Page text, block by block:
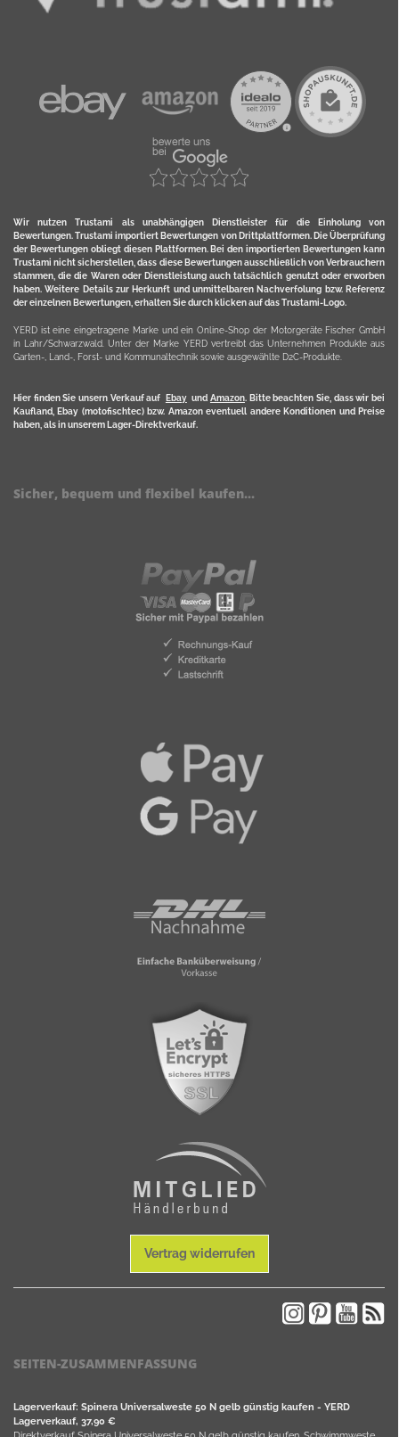
Wir nutzen Trustami als unabhängigen Dienstleister für die Einholung von
Bewertungen. Trustami importiert Bewertungen von Drittplattformen. Die Überprüfung
der Bewertungen obliegt diesen Plattformen. Bei den importierten Bewertungen kann
Trustami nicht sicherstellen, dass diese Bewertungen ausschließlich von Verbrauchern
stammen, die die Waren oder Dienstleistung auch tatsächlich genutzt oder erworben
haben. Weitere Details zur Herkunft und unmittelbaren Nachverfolung bzw. Referenz
der einzelnen Bewertungen, erhalten Sie durch klicken auf das Trustami-Logo.
YERD ist eine eingetragene Marke und ein Online-Shop der Motorgeräte Fischer GmbH
in Lahr/Schwarzwald. Unter der Marke YERD vertreibt das Unternehmen Produkte aus
Garten-, Land-, Forst- und Kommunaltechnik sowie ausgewählte D2C-Produkte.
Hier finden Sie unsern Verkauf auf Ebayund Amazon. Bitte beachten Sie, dass wir bei
Kaufland, Ebay (motofischtec) bzw. Amazon eventuell andere Konditionen und Preise
haben, als in unserem Lager-Direktverkauf.
Sicher, bequem und flexibel kaufen...
Vertrag widerrufen
SEITEN-ZUSAMMENFASSUNG
Lagerverkauf: Spinera Universalweste 50 N gelb günstig kaufen - YERD
Lagerverkauf, 37,90 €